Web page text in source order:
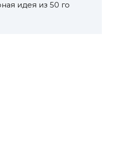
идея из 50 го